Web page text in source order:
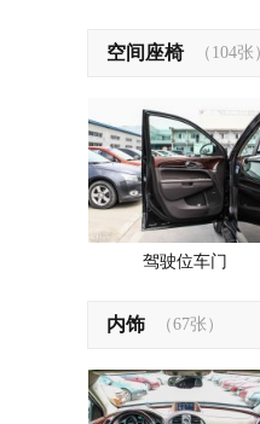
空间座椅 （104张
驾驶位车门
内饰 （67张）